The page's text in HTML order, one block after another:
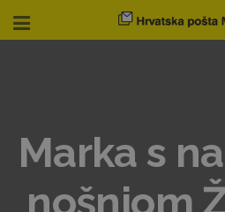
Marka s
nošnjom